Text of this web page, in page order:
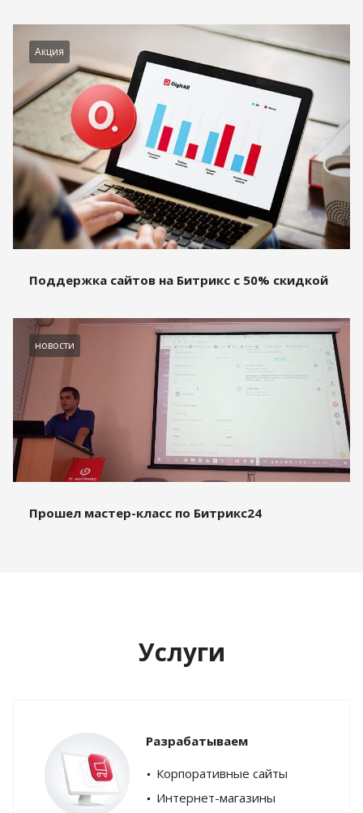
Акция
Поддержка сайтов на Битрикс с 50% скидкой
новости
Прошел мастер-класс по Битрикс24
Услуги
Разрабатываем
Корпоративные сайты
Интернет-магазины